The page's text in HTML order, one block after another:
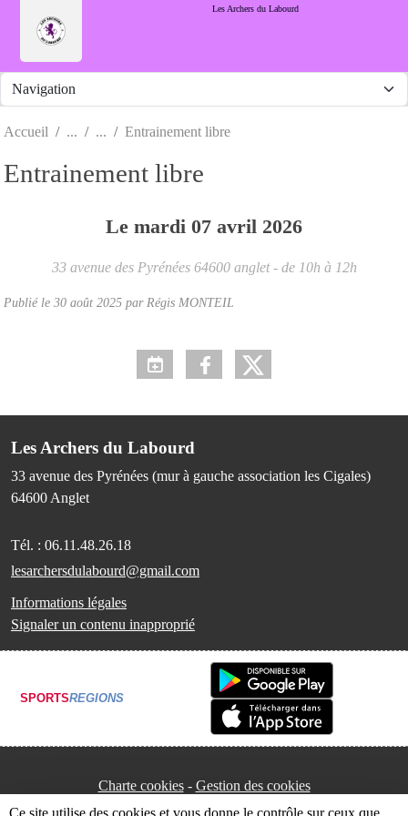
Les Archers du Labourd
Accueil Entrainement libre
Entrainement libre
Le mardi 07 avril 2026
33 avenue des Pyrénées 64600 anglet - de 10h à 12h
Publié le 30 août 2025 par Régis MONTEIL
Les Archers du Labourd
33 avenue des Pyrénées (mur à gauche association les Cigales)
64600 Anglet
Tél. : 06.11.48.26.18
lesarchersdulabourd@gmail.com
Informations légales
Signaler un contenu inapproprié
SPORTSREGIONS
Charte cookies Gestion des cookies
Ce site utilise des cookies et vous donne le contrôle sur ceux que